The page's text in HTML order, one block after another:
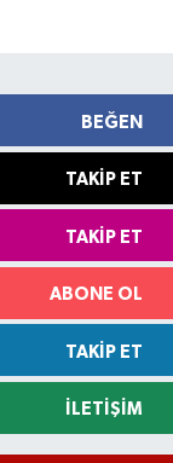
BEĞEN
TAKIP ET
TAKIP ET
ABONE OL
TAKIP ET
İLETIŞIM